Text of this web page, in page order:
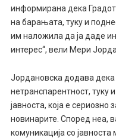
информирана дека
на барањата, туку и
им наложила да ја даде
интерес“, вели Мери
Јордановска додава дека
нетранспарентност, туку
јавноста, која е сериозно
новинарите. Според неа,
комуникација со